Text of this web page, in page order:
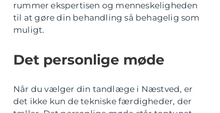
rummer ekspertisen og menneskeligheden
til at gøre din behandling så behagelig som
muligt.
Det personlige møde
Når du vælger din tandlæge i Næstved, er
det ikke kun de tekniske færdigheder, der